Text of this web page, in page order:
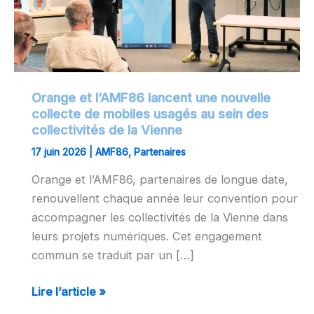
Orange et l’AMF86 lancent une nouvelle
collecte de mobiles usagés au sein des
collectivités de la Vienne
17 juin 2026 AMF86, Partenaires
Orange et l’AMF86, partenaires de longue date,
renouvellent chaque année leur convention pour
accompagner les collectivités de la Vienne dans
leurs projets numériques. Cet engagement
commun se traduit par un […]
nouvelle
collecte
de
mobiles
au
sein
collectivités
de
la
Vienne
Lire l’article »